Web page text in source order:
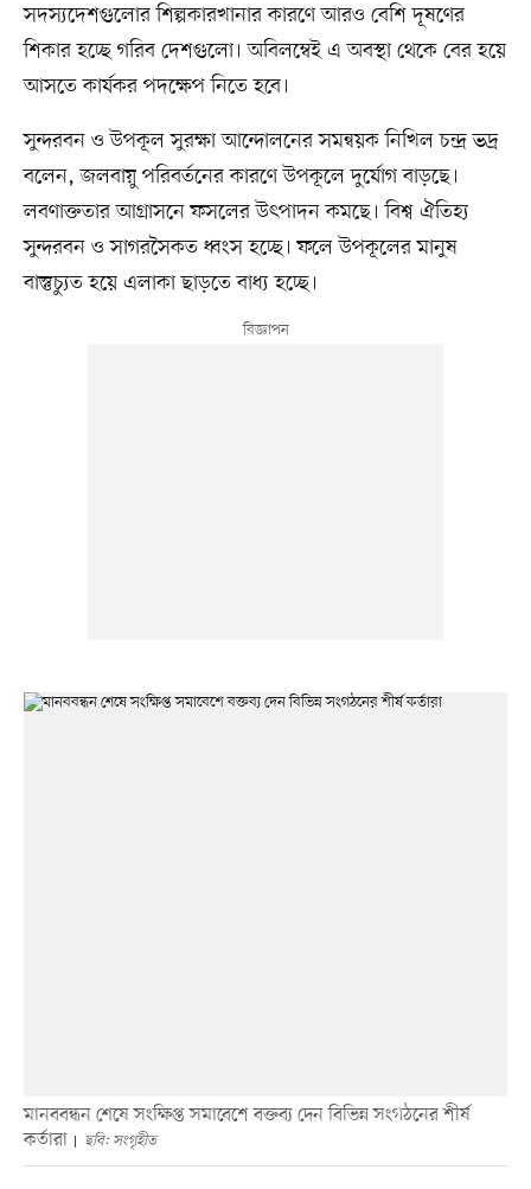
সদস্যদেশগুলোর শিল্পকারখানার কারণে আরও বেশি দূষণের
শিকার হচ্ছে গরিব দেশগুলো। অবিলম্বেই এ অবস্থা থেকে বের হয়ে
আসতে কার্যকর পদক্ষেপ নিতে হবে।
সুন্দরবন ও উপকূল সুরক্ষা আন্দোলনের সমন্বয়ক নিখিল চন্দ্র ভদ্র
বলেন, জলবায়ু পরিবর্তনের কারণে উপকূলে দুর্যোগ বাড়ছে।
লবণাক্ততার আগ্রাসনে ফসলের উৎপাদন কমছে। বিশ্ব ঐতিহ্য
সুন্দরবন ও সাগরসৈকত ধ্বংস হচ্ছে। ফলে উপকূলের মানুষ
বাস্তুচ্যুত হয়ে এলাকা ছাড়তে বাধ্য হচ্ছে।
মানববন্ধন শেষে সংক্ষিপ্ত সমাবেশে বক্তব্য দেন বিভিন্ন সংগঠনের শীর্ষ
কর্তারা
ছবি: সংগৃহীত